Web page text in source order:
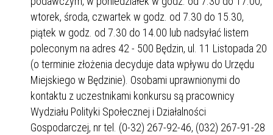
wtorek, środa, czwartek w godz. od 7.30 do 15.30,
piątek w godz. od 7.30 do 14.00 lub nadsyłać listem
poleconym na adres 42 - 500 Będzin, ul. 11 Listopada 20
(o terminie złożenia decyduje data wpływu do Urzędu
Miejskiego w Będzinie). Osobami uprawnionymi do
kontaktu z uczestnikami konkursu są pracownicy
Wydziału Polityki Społecznej i Działalności
Gospodarczej, nr tel. (0-32) 267-92-46, (032) 267-91-28